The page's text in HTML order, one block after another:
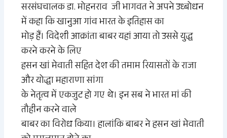
सरसंघचालकडा.मोहनराव जी भागवत ने अपने उध्बोधन
में कहा किखानुआगांव भारत के इतिहास का
मोड़ हैं। विदेशी आक्रांता बाबर यहां आया तो उससे युद्ध
करने करने के लिए
हसन खां मेवाती सहित देश की तमाम रियासतों के राजा
और योद्धा महाराणा सांगा
के नेतृत्व में एकजुट हो गए थे। इन सब ने भारत मां की
तौहीन करने वाले
बाबर का विरोध किया। हालांकि बाबर ने हसन खां मेवाती